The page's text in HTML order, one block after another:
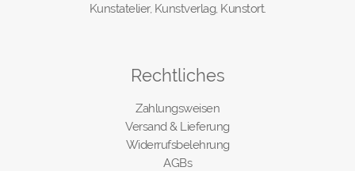
Kunstatelier, Kunstverlag, Kunstort.
Rechtliches
Zahlungsweisen
Versand & Lieferung
Widerrufsbelehrung
AGBs